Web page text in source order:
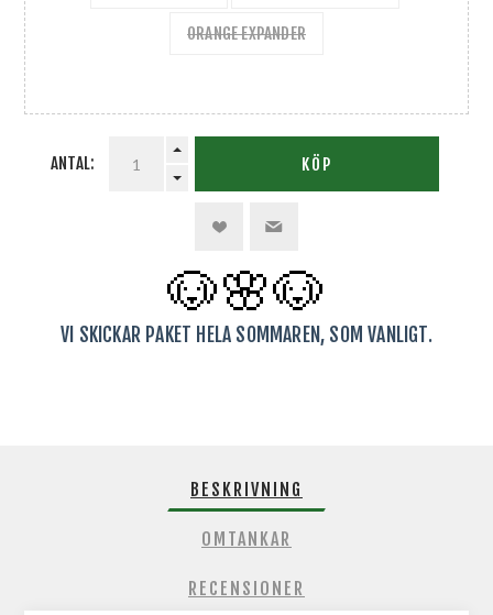
ORANGE EXPANDER
ANTAL: KÖP
🐶🌸🐶
VI SKICKAR PAKET HELA SOMMAREN, SOM VANLIGT.
BESKRIVNING
OMTANKAR
RECENSIONER